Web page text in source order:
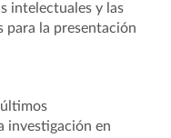
intelectuales y las
para la presentación
investigación en